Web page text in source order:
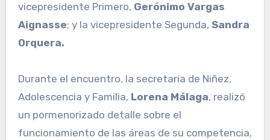
vicepresidente Primero, Gerónimo Vargas
Aignasse; y la vicepresidente Segunda, Sandra
Orquera.
Durante el encuentro, la secretaria de Niñez,
Adolescencia y Familia, Lorena Málaga, realizó
un pormenorizado detalle sobre el
funcionamiento de las áreas de su competencia,